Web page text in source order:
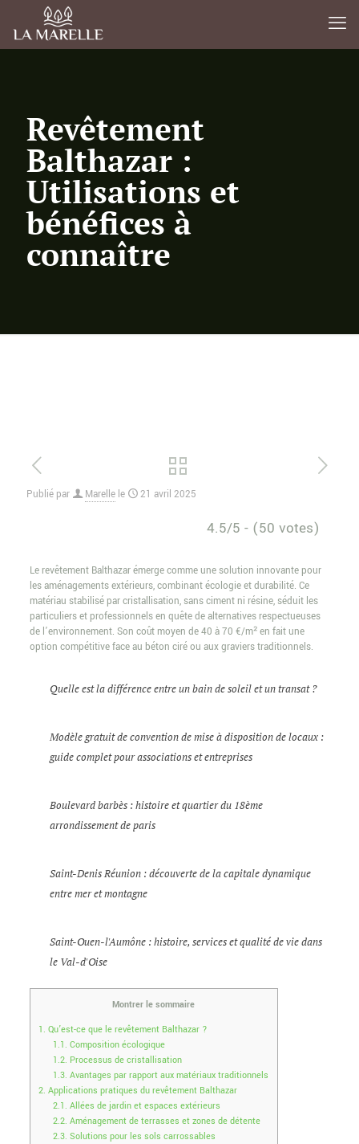
Revêtement
Balthazar :
Utilisations et
bénéfices à
connaître
Publié par Marelle le 21 avril 2025
4.5/5 - (50 votes)
Le revêtement Balthazar émerge comme une solution innovante pour
les aménagements extérieurs, combinant écologie et durabilité. Ce
matériau stabilisé par cristallisation, sans ciment ni résine, séduit les
particuliers et professionnels en quête de alternatives respectueuses
de l’environnement. Son coût moyen de 40 à 70 €/m² en fait une
option compétitive face au béton ciré ou aux graviers traditionnels.
Quelle est la différence entre un bain de soleil et un transat ?
Modèle gratuit de convention de mise à disposition de locaux :
guide complet pour associations et entreprises
Boulevard barbès : histoire et quartier du 18ème
arrondissement de paris
Saint-Denis Réunion : découverte de la capitale dynamique
entre mer et montagne
Saint-Ouen-l'Aumône : histoire, services et qualité de vie dans
le Val-d'Oise
Montrer le sommaire
1. Qu’est-ce que le revêtement Balthazar ?
1.1. Composition écologique
1.2. Processus de cristallisation
1.3. Avantages par rapport aux matériaux traditionnels
2. Applications pratiques du revêtement Balthazar
2.1. Allées de jardin et espaces extérieurs
2.2. Aménagement de terrasses et zones de détente
2.3. Solutions pour les sols carrossables